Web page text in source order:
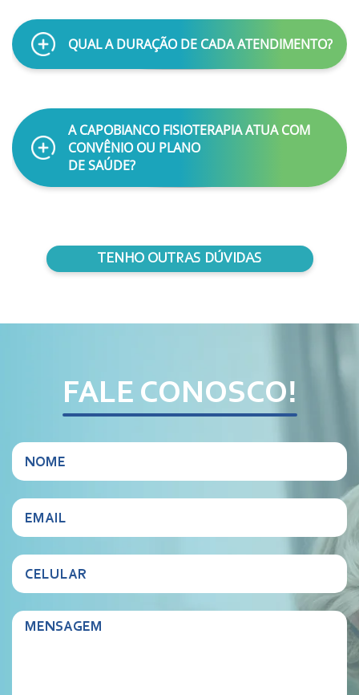
QUAL A DURAÇÃO DE CADA ATENDIMENTO?
A CAPOBIANCO FISIOTERAPIA ATUA COM
CONVÊNIO OU PLANO
DE SAÚDE?
TENHO OUTRAS DÚVIDAS
FALE CONOSCO!